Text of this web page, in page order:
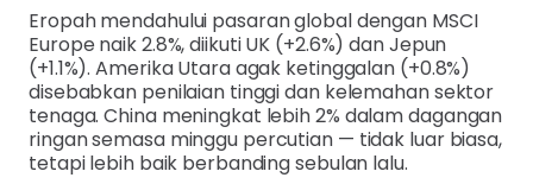
Eropah mendahului pasaran global dengan MSCI
Europe naik 2.8%, diikuti UK (+2.6%) dan Jepun
(+1.1%). Amerika Utara agak ketinggalan (+0.8%)
disebabkan penilaian tinggi dan kelemahan sektor
tenaga. China meningkat lebih 2% dalam dagangan
ringan semasa minggu percutian — tidak luar biasa,
tetapi lebih baik berbanding sebulan lalu.